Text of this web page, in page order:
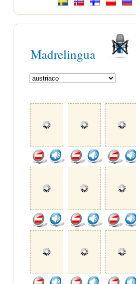
Madrelingua